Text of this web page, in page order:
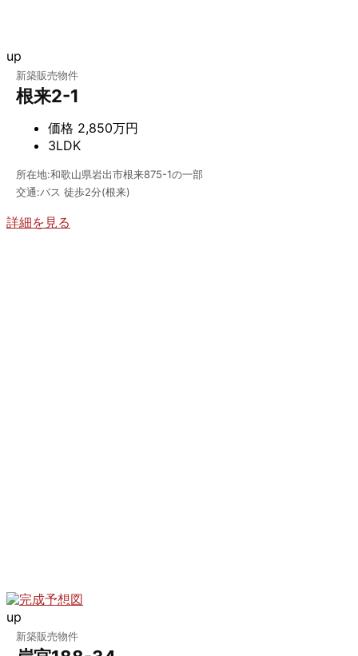
up
新築販売物件
根来2-1
価格 2,850万円
3LDK
所在地:和歌山県岩出市根来875-1の一部
交通:バス 徒歩2分(根来)
詳細を見る
up
新築販売物件